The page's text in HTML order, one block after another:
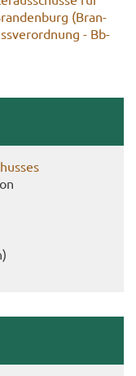
(Bran­
- Bb­